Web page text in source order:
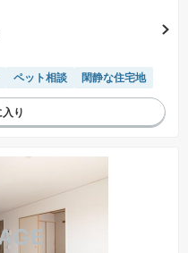
ペット相談 閑静な住宅地